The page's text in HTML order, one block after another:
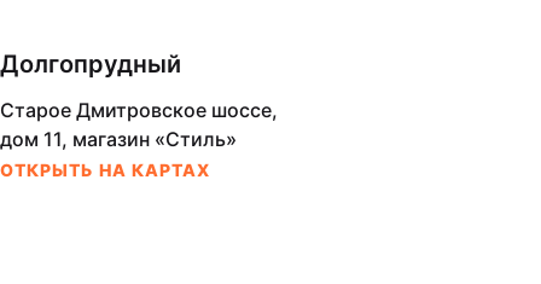
Долгопрудный
Старое Дмитровское шоссе,
дом 11, магазин «Стиль»
ОТКРЫТЬ НА КАРТАХ